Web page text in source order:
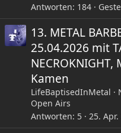
Antworten 184
13. METAL
25.04.2026 mit
NECROKNIGHT,
Kamen
LifeBaptisedInMetal
Open Airs
Antworten 5 25. Apr.